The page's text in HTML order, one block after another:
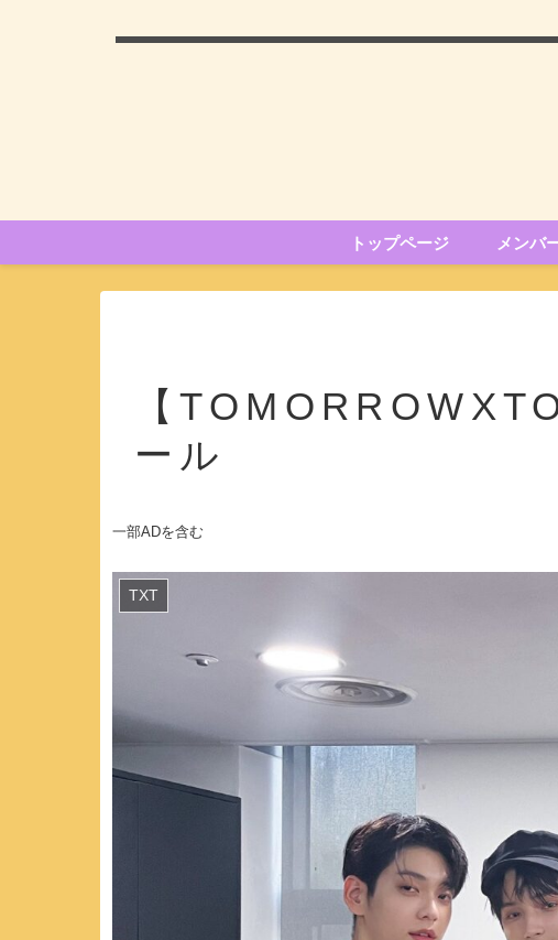
トップページ メンバ
【
ール
一部ADを含む
TXT